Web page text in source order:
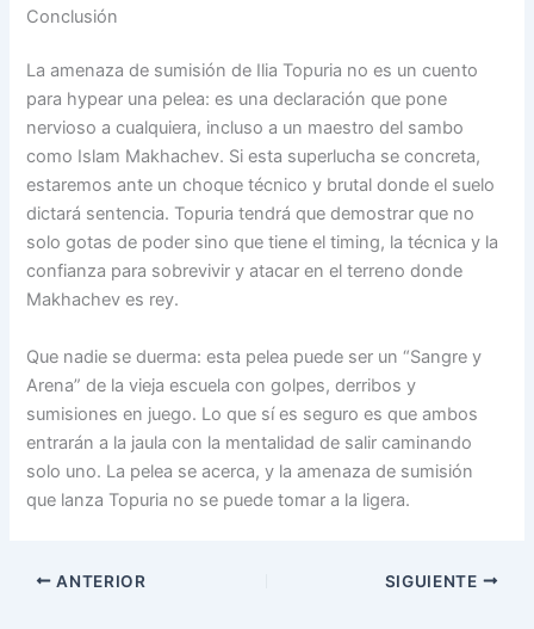
Conclusión
La amenaza de sumisión de Ilia Topuria no es un cuento
para hypear una pelea: es una declaración que pone
nervioso a cualquiera, incluso a un maestro del sambo
como Islam Makhachev. Si esta superlucha se concreta,
estaremos ante un choque técnico y brutal donde el suelo
dictará sentencia. Topuria tendrá que demostrar que no
solo gotas de poder sino que tiene el timing, la técnica y la
confianza para sobrevivir y atacar en el terreno donde
Makhachev es rey.
Que nadie se duerma: esta pelea puede ser un “Sangre y
Arena” de la vieja escuela con golpes, derribos y
sumisiones en juego. Lo que sí es seguro es que ambos
entrarán a la jaula con la mentalidad de salir caminando
solo uno. La pelea se acerca, y la amenaza de sumisión
que lanza Topuria no se puede tomar a la ligera.
ANTERIOR SIGUIENTE